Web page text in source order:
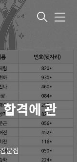
메
격에 관
문집